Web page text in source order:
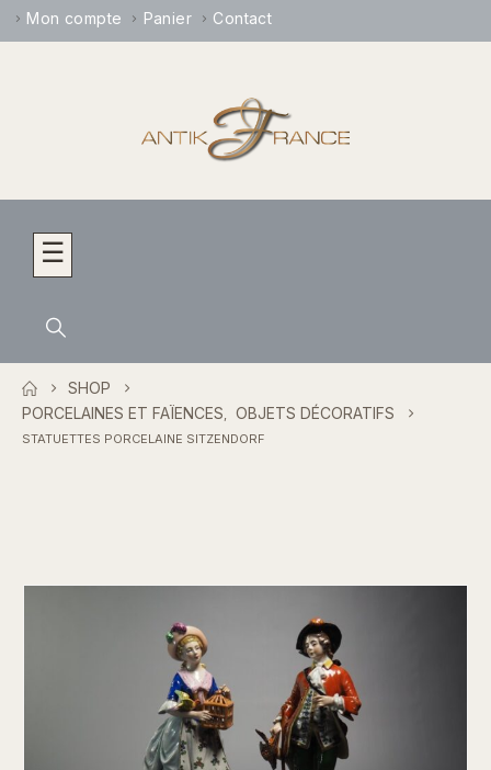
Mon compte Panier Contact
☰
SHOP
PORCELAINES ET FAÏENCES, OBJETS DÉCORATIFS
STATUETTES PORCELAINE SITZENDORF